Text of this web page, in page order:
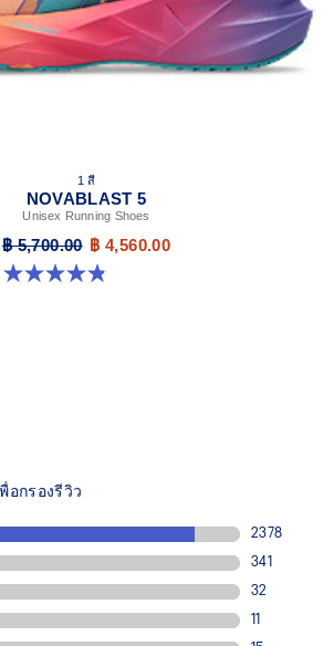
1 สี
NOVABLAST 5
Unisex Running Shoes
฿ 5,700.00 ฿ 4,560.00
4.8 จาก 5 ดาว 79 รีวิว